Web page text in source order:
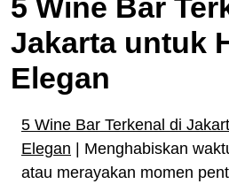
Jakarta untuk
Elegan
5 Wine Bar Terkenal di
Elegan | Menghabiskan
atau merayakan momen